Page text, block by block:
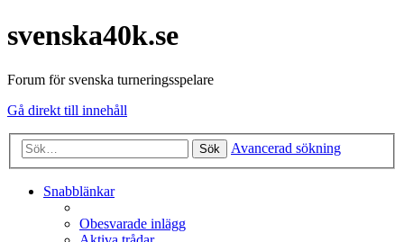
svenska40k.se
Forum för svenska turneringsspelare
Gå direkt till innehåll
Sök Avancerad sökning
Snabblänkar
Obesvarade inlägg